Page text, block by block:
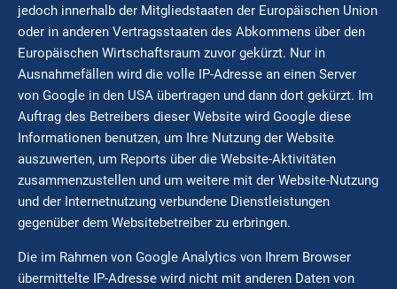
jedoch innerhalb der Mitgliedstaaten der Europäischen Union
oder in anderen Vertragsstaaten des Abkommens über den
Europäischen Wirtschaftsraum zuvor gekürzt. Nur in
Ausnahmefällen wird die volle IP-Adresse an einen Server
von Google in den USA übertragen und dann dort gekürzt. Im
Auftrag des Betreibers dieser Website wird Google diese
Informationen benutzen, um Ihre Nutzung der Website
auszuwerten, um Reports über die Website-Aktivitäten
zusammenzustellen und um weitere mit der Website-Nutzung
und der Internetnutzung verbundene Dienstleistungen
gegenüber dem Websitebetreiber zu erbringen.
Die im Rahmen von Google Analytics von Ihrem Browser
übermittelte IP-Adresse wird nicht mit anderen Daten von